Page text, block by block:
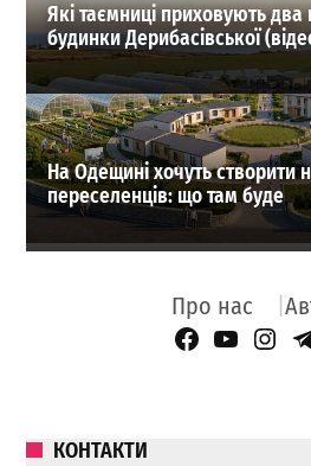
Які таємниці приховують два
будинки Дерибасівської
На Одещині хочуть створити
переселенців: що там буде
Про нас
FacebookYouTube
КОНТАКТИ